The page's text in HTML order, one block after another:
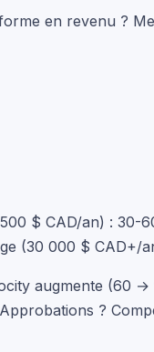
en revenu ?
$ CAD/an) : 30-
(30 000 $ CAD+/
augmente (60
?